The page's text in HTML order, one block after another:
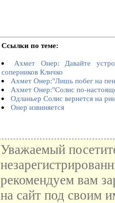
Ссылки по теме:
Ахмет Онер: Давайте
соперников Кличко
Ахмет Онер:"Лишь побег на
Ахмет Онер:"Солис по-
Одланьер Солис вернется на
Онер извиняется
Уважаемый
рекомендуем вам
на сайт под своим